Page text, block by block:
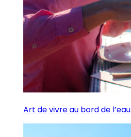
Art de vivre au bord de l’eau